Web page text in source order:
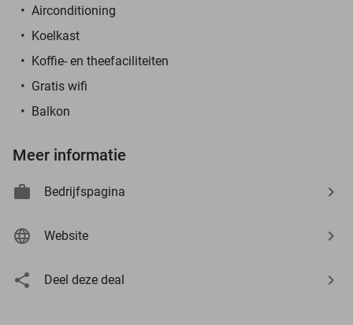
Airconditioning
Koelkast
Koffie- en theefaciliteiten
Gratis wifi
Balkon
Meer informatie
Bedrijfspagina
Website
Deel deze deal